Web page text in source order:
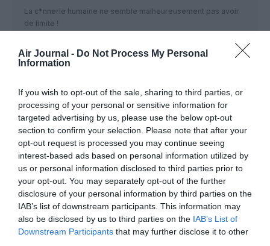
Air Journal - Do Not Process My Personal
Information
If you wish to opt-out of the sale, sharing to third parties, or
processing of your personal or sensitive information for
targeted advertising by us, please use the below opt-out
section to confirm your selection. Please note that after your
opt-out request is processed you may continue seeing
interest-based ads based on personal information utilized by
us or personal information disclosed to third parties prior to
your opt-out. You may separately opt-out of the further
disclosure of your personal information by third parties on the
IAB’s list of downstream participants. This information may
also be disclosed by us to third parties on the IAB’s List of
Downstream Participants that may further disclose it to other
La c*nnerie humaine ne semble malheureusement pas avoir
de limite !
Et meme apres un accident, vous verez que ces phenomenes
ne s arreteront pas….
LSGG a commenté :
18 avril 2016 - 12 h 44 min
Le jours où un crash arrivera on pensera à faire quelque
chose et malheureusement ce sera trop tard
RÉPONDRE
Ahahah la blague !a commenté :
18 avril 2016 - 23 h 24 min